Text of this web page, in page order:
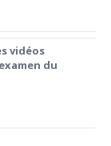
vidéos
du